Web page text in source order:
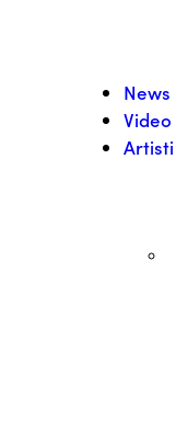
News
Video
Artisti